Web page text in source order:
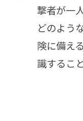
撃者が一
どのよう
険に備え
識するこ